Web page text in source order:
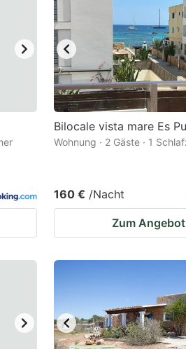
Bilocale vista mare Es
Wohnung · 2 Gäste · 1
160 € /Nacht
Zum Angebot